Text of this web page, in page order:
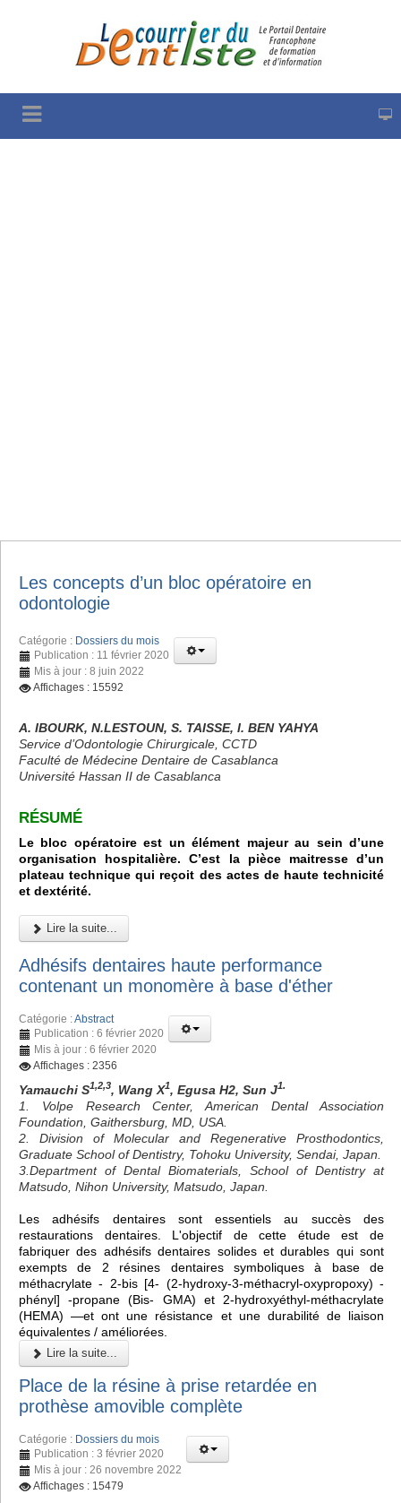
Les concepts d’un bloc opératoire en
odontologie
Catégorie : Dossiers du mois
Publication : 11 février 2020
Mis à jour : 8 juin 2022
Affichages : 15592
A. IBOURK, N.LESTOUN, S. TAISSE, I. BEN YAHYA
Service d’Odontologie Chirurgicale, CCTD
Faculté de Médecine Dentaire de Casablanca
Université Hassan II de Casablanca
RÉSUMÉ
Le bloc opératoire est un élément majeur au sein d’une
organisation hospitalière. C’est la pièce maitresse d’un
plateau technique qui reçoit des actes de haute technicité
et dextérité.
Lire la suite...
Adhésifs dentaires haute performance
contenant un monomère à base d'éther
Catégorie :Abstract
Publication : 6 février 2020
Mis à jour : 6 février 2020
Affichages : 2356
Yamauchi S1,2,3, Wang X1, Egusa H2, Sun J1.
1. Volpe Research Center, American Dental Association
Foundation, Gaithersburg, MD, USA.
2. Division of Molecular and Regenerative Prosthodontics,
Graduate School of Dentistry, Tohoku University, Sendai, Japan.
3.Department of Dental Biomaterials, School of Dentistry at
Matsudo, Nihon University, Matsudo, Japan.
Les adhésifs dentaires sont essentiels au succès des
restaurations dentaires. L'objectif de cette étude est de
fabriquer des adhésifs dentaires solides et durables qui sont
exempts de 2 résines dentaires symboliques à base de
méthacrylate - 2-bis [4- (2-hydroxy-3-méthacryl-oxypropoxy) -
phényl] -propane (Bis- GMA) et 2-hydroxyéthyl-méthacrylate
(HEMA) —et ont une résistance et une durabilité de liaison
équivalentes / améliorées.
Lire la suite...
Place de la résine à prise retardée en
prothèse amovible complète
Catégorie : Dossiers du mois
Publication : 3 février 2020
Mis à jour : 26 novembre 2022
Affichages : 15479